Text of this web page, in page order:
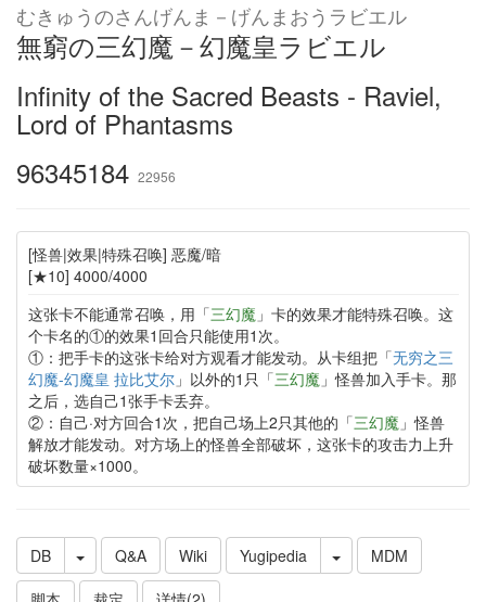
むきゅうのさんげんま－げんまおうラビエル
無窮の三幻魔－幻魔皇ラビエル
Infinity of the Sacred Beasts - Raviel,
Lord of Phantasms
96345184 22956
[怪兽|效果|特殊召唤] 恶魔/暗
[★10] 4000/4000
这张卡不能通常召唤，用「三幻魔 」卡的效果才能特殊召唤。这
个卡名的①的效果1回合只能使用1次。
①：把手卡的这张卡给对方观看才能发动。从卡组把「无穷之三
幻魔-幻魔皇 拉比艾尔」以外的1只「三幻魔 」怪兽加入手卡。那
之后，选自己1张手卡丢弃。
②：自己·对方回合1次，把自己场上2只其他的「三幻魔 」怪兽
解放才能发动。对方场上的怪兽全部破坏，这张卡的攻击力上升
破坏数量×1000。
DB Q&A Wiki Yugipedia
MDM